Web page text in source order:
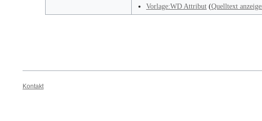
Vorlage:WD Attribut(Quelltext
Kontakt